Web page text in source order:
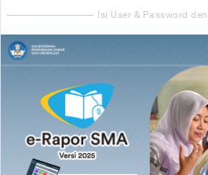
Isi User & Password